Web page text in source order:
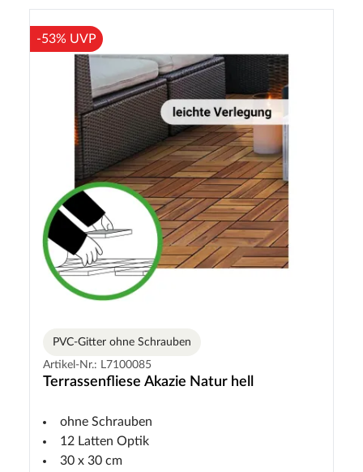
-53% UVP
PVC-Gitter ohne Schrauben
Artikel-Nr.: L7100085
Terrassenfliese Akazie Natur hell
ohne Schrauben
12 Latten Optik
30 x 30 cm